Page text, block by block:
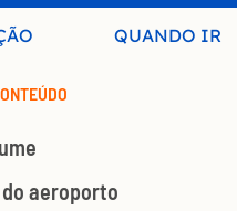
QUANDO IR
aeroporto